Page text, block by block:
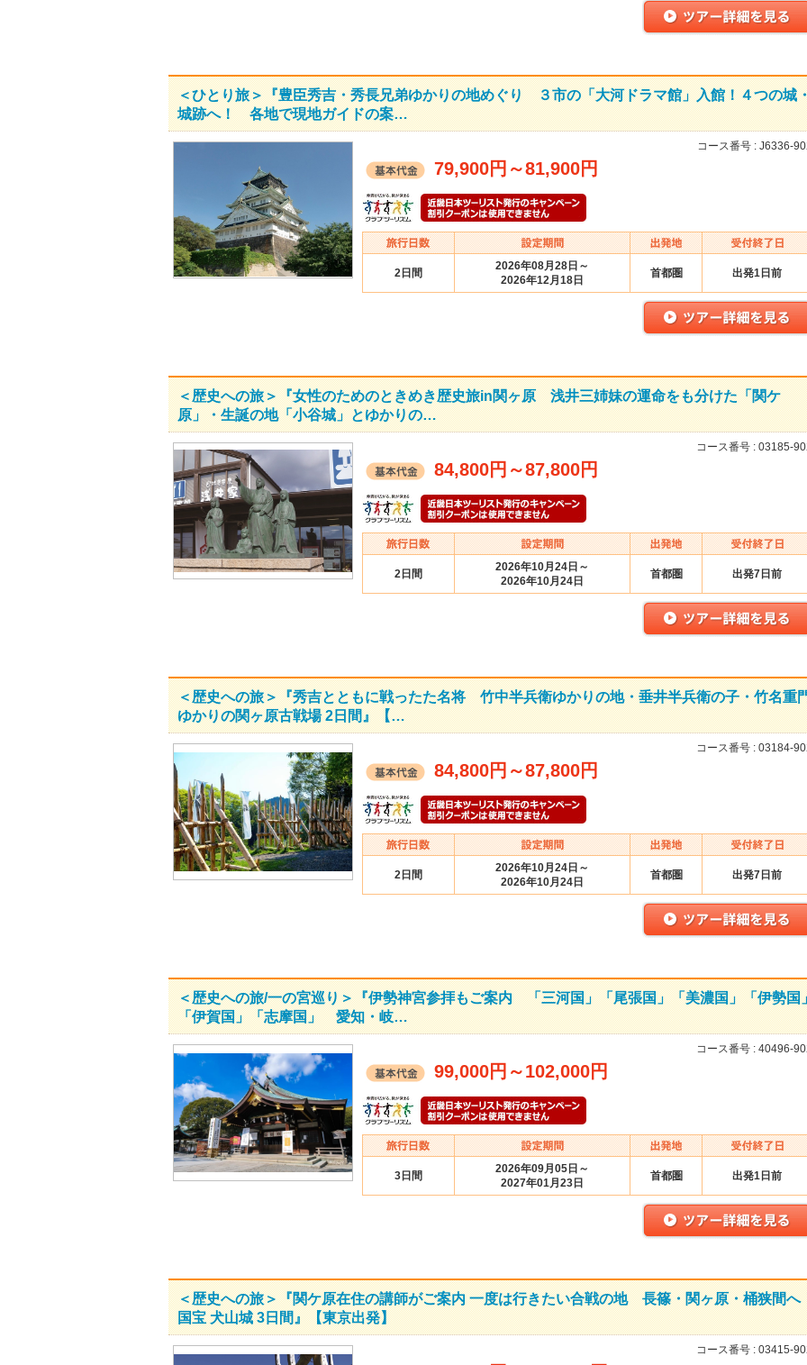
＜ひとり旅＞『豊臣秀吉・秀長兄弟ゆかりの地めぐり ３市の「大河ドラマ館」入館！４つの城
城跡へ！ 各地で現地ガイドの案…
コース番号 : J6336-
79,900円 ～81,900円
2日間
2026年08月28日～
2026年12月18日
首都圏 出発1日前
＜歴史への旅＞『女性のためのときめき歴史旅in関ヶ原 浅井三姉妹の運命をも分けた「関ケ
原」・生誕の地「小谷城」とゆかりの…
コース番号 : 03185-
84,800円 ～87,800円
2日間
2026年10月24日～
2026年10月24日
首都圏 出発7日前
＜歴史への旅＞『秀吉とともに戦ったた名将 竹中半兵衛ゆかりの地・垂井半兵衛の子・竹名重
ゆかりの関ヶ原古戦場 2日間』【…
コース番号 : 03184-
84,800円 ～87,800円
2日間
2026年10月24日～
2026年10月24日
首都圏 出発7日前
＜歴史への旅/一の宮巡り＞『伊勢神宮参拝もご案内 「三河国」「尾張国」「美濃国」「伊勢国
「伊賀国」「志摩国」 愛知・岐…
コース番号 : 40496-
99,000円 ～102,000円
3日間
2026年09月05日～
2027年01月23日
首都圏 出発1日前
＜歴史への旅＞『関ケ原在住の講師がご案内 一度は行きたい合戦の地 長篠・関ヶ原・桶狭間へ
国宝 犬山城 3日間』【東京出発】
コース番号 : 03415-